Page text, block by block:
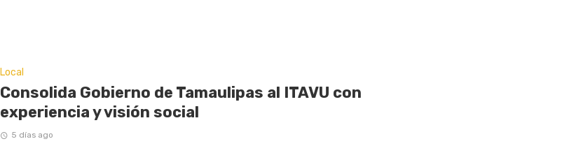
Local
Consolida Gobierno de Tamaulipas al ITAVU con
experiencia y visión social
5 días ago